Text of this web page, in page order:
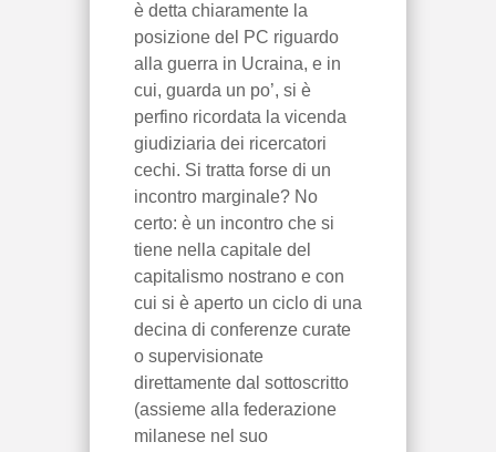
è detta chiaramente la
posizione del PC riguardo
alla guerra in Ucraina, e in
cui, guarda un po’, si è
perfino ricordata la vicenda
giudiziaria dei ricercatori
cechi. Si tratta forse di un
incontro marginale? No
certo: è un incontro che si
tiene nella capitale del
capitalismo nostrano e con
cui si è aperto un ciclo di una
decina di conferenze curate
o supervisionate
direttamente dal sottoscritto
(assieme alla federazione
milanese nel suo